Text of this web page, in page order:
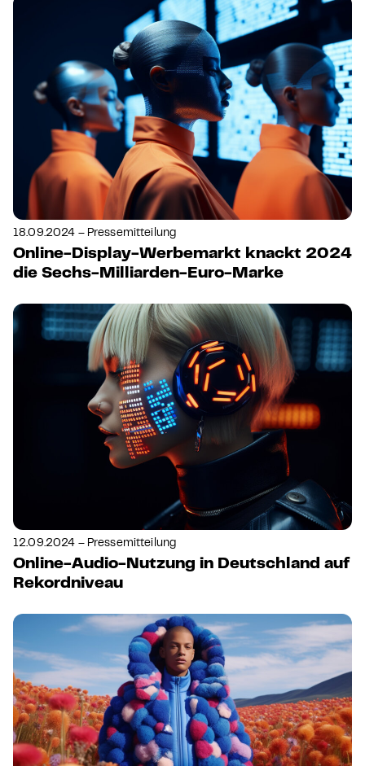
18.09.2024 – Pressemitteilung
Online-Display-Werbemarkt knackt 2024
die Sechs-Milliarden-Euro-Marke
12.09.2024 – Pressemitteilung
Online-Audio-Nutzung in Deutschland auf
Rekordniveau